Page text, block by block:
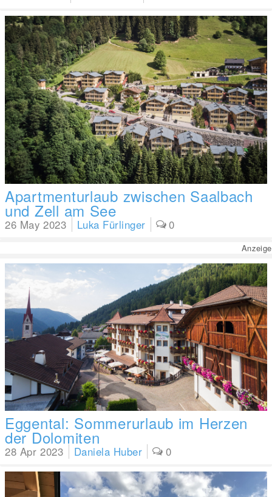
26 May 2023 Luka Fürlinger 0
Apartmenturlaub zwischen Saalbach
und Zell am See
Anzeige
28 Apr 2023 Daniela Huber 0
Eggental: Sommerurlaub im Herzen
der Dolomiten